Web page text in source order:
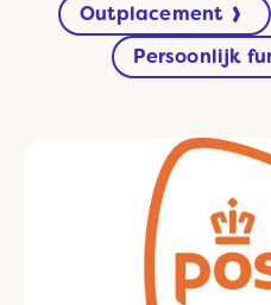
Outplacement
Persoonlijk